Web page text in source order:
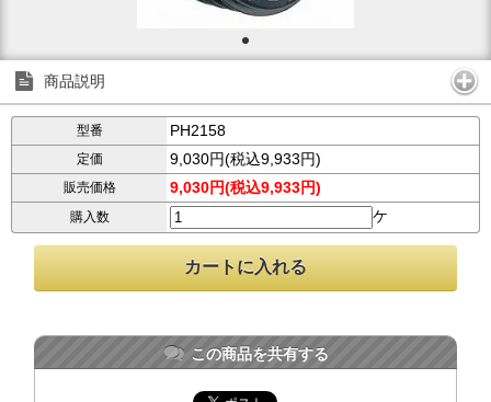
商品説明
型番 PH2158
定価 9,030円(税込9,933円)
販売価格 9,030円(税込9,933円)
購入数 ケ
この商品を共有する